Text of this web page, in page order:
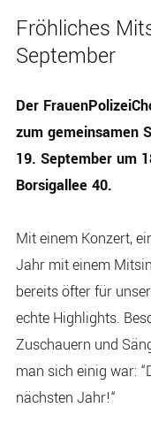
Fröhliches
September
Der
zum gemeinsamen
19. September um
Borsigallee 40.
Mit einem Konzert,
Jahr mit einem
bereits öfter für
echte Highlights.
Zuschauern und
man sich einig war:
nächsten Jahr!“